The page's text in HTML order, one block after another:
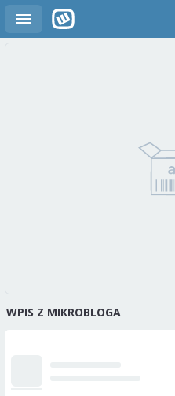
WPIS Z MIKROBLOGA